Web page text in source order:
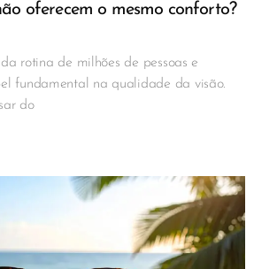
oferecem o mesmo conforto?
rotina de milhões de pessoas e
fundamental na qualidade da visão.
do